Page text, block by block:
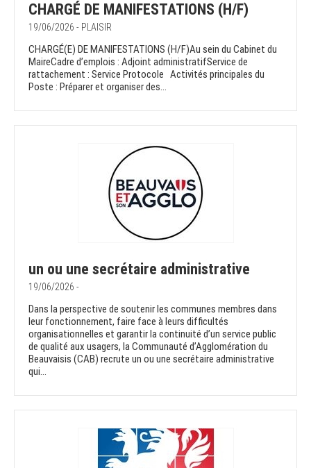
CHARGÉ DE MANIFESTATIONS (H/F)
19/06/2026 - PLAISIR
CHARGÉ(E) DE MANIFESTATIONS (H/F)Au sein du Cabinet du
MaireCadre d’emplois : Adjoint administratifService de
rattachement : Service Protocole Activités principales du
Poste : Préparer et organiser des...
un ou une secrétaire administrative
19/06/2026 -
Dans la perspective de soutenir les communes membres dans
leur fonctionnement, faire face à leurs difficultés
organisationnelles et garantir la continuité d’un service public
de qualité aux usagers, la Communauté d’Agglomération du
Beauvaisis (CAB) recrute un ou une secrétaire administrative
qui...